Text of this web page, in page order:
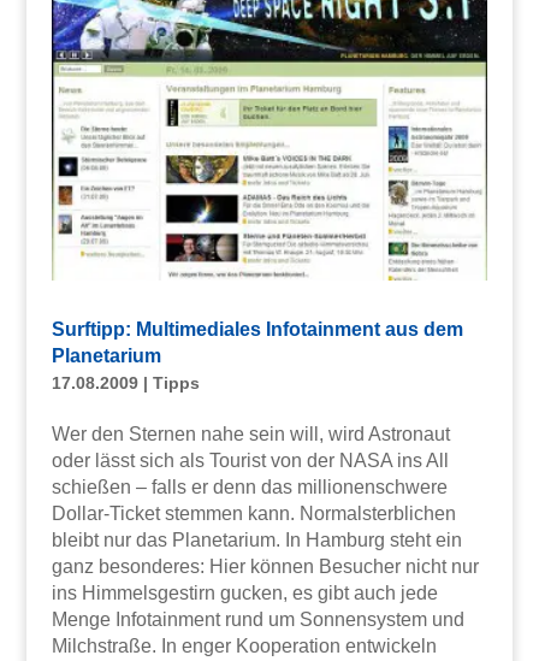
Surftipp: Multimediales Infotainment aus dem
Planetarium
17.08.2009| Tipps
Wer den Sternen nahe sein will, wird Astronaut
oder lässt sich als Tourist von der NASA ins All
schießen – falls er denn das millionenschwere
Dollar-Ticket stemmen kann. Normalsterblichen
bleibt nur das Planetarium. In Hamburg steht ein
ganz besonderes: Hier können Besucher nicht nur
ins Himmelsgestirn gucken, es gibt auch jede
Menge Infotainment rund um Sonnensystem und
Milchstraße. In enger Kooperation entwickeln